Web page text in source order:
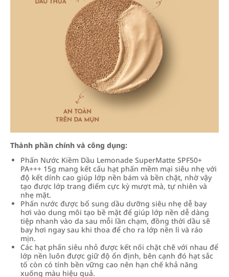
Thành phần chính và công dụng:
Phấn Nước Kiềm Dầu Lemonade SuperMatte SPF50+
PA+++ 15g mang kết cấu hạt phấn mềm mại siêu nhẹ với
độ kết dính cao giúp lớp nền bám và bền chặt, nhờ vậy
tạo được lớp trang điểm cực kỳ mượt mà, tự nhiên và
nhẹ mặt.
Phấn nước được bổ sung dầu dưỡng siêu nhẹ dễ bay
hơi vào dung môi tạo bề mặt để giúp lớp nền dễ dàng
tiệp nhanh vào da sau mỗi lần chạm, đồng thời dầu sẽ
bay hơi ngay sau khi thoa để cho ra lớp nền lì và ráo
mịn.
Các hạt phấn siêu nhỏ được kết nối chặt chẽ với nhau để
lớp nền luôn được giữ độ ổn định, bên cạnh đó hạt sắc
tố còn có tính bền vững cao nên hạn chế khả năng
xuống màu hiệu quả.